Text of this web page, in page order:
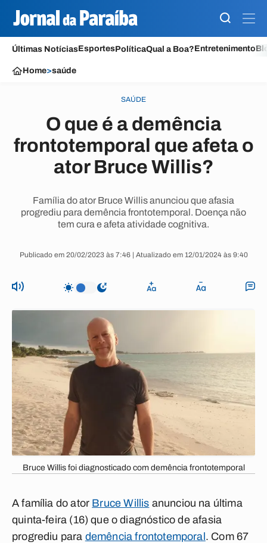
Últimas NotíciasEsportesPolíticaQual a Boa?Entretenimento
Home>saúde
SAÚDE
O que é a demência
frontotemporal que afeta o
ator Bruce Willis?
Família do ator Bruce Willis anunciou que afasia
progrediu para demência frontotemporal. Doença não
tem cura e afeta atividade cognitiva.
Publicado em 20/02/2023 às 7:46 | Atualizado em 12/01/2024 às 9:40
Bruce Willis foi diagnosticado com demência frontotemporal
A família do ator Bruce Willis anunciou na última
quinta-feira (16) que o diagnóstico de afasia
progrediu para demência frontotemporal . Com 67